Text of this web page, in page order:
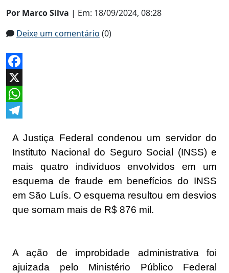
Por Marco Silva | Em: 18/09/2024, 08:28
Deixe um comentário (0)
Facebook
X
WhatsApp
A Justiça Federal condenou um servidor do
Instituto Nacional do Seguro Social (INSS) e
mais quatro indivíduos envolvidos em um
esquema de fraude em benefícios do INSS
em São Luís. O esquema resultou em desvios
que somam mais de R$ 876 mil.
A ação de improbidade administrativa foi
ajuizada pelo Ministério Público Federal